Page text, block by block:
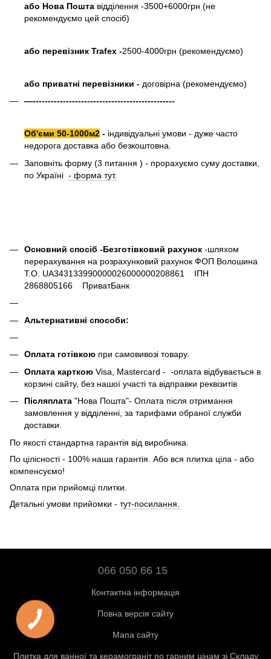
або Нова Пошта відділення -3500+6000грн (не
рекомендуємо цей спосіб)
або перевізник Trafex -2500-4000грн (рекомендуємо)
або приватні перевізники - договірна (рекомендуємо)
—-----------------------------------------------
Об'єми 50-1000м2 - індивідуальні умови - дуже часто
недорога доставка або безкоштовна.
Заповніть форму (3 питання ) - прорахуємо суму доставки,
по Україні - форма тут.
Основний спосіб -Безготівковий рахунок -шляхом
перерахування на розрахунковий рахунок ФОП Волошина
Т.О. UA343133990000026000000208861 ІПН
2868805166 ПриватБанк
Альтернативні способи:
Оплата готівкою при самовивозі товару.
Оплата карткою Visa, Mastercard - -оплата відбувається в
корзині сайту, без нашої участі та відправки реквізитів
Післяплата "Нова Пошта"- Оплата після отримання
замовлення у відділенні, за тарифами обраної служби
доставки.
По якості стандартна гарантія від виробника.
По цілісності - 100% наша гарантія. Або вся плитка ціла - або
компенсуємо!
Оплата при прийомці плитки.
Детальні умови прийомки - тут-посилання.
066 050 66 15
Контактна інформація
Повна версія сайту
Мапа сайту
Плитка для ванної та керамограніт по гарним цінам зі Складу